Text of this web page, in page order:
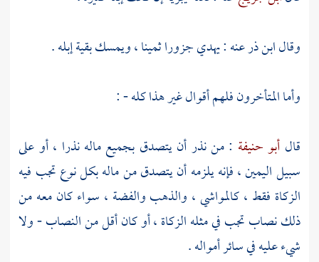
وقالابن ذرعنه : يهدي جزورا ثمينا ، ويمسك بقية إبله .
وأما المتأخرون فلهم أقوال غير هذا كله - :
قال أبو حنيفة : من نذر أن يتصدق بجميع ماله نذرا ، أو على
سبيل اليمين ، فإنه يلزمه أن يتصدق من ماله بكل نوع تجب فيه
الزكاة فقط ، كالمواشي ، والذهب والفضة ، سواء كان معه من
ذلك نصاب تجب في مثله الزكاة ، أو كان أقل من النصاب - ولا
شيء عليه في سائر أمواله .